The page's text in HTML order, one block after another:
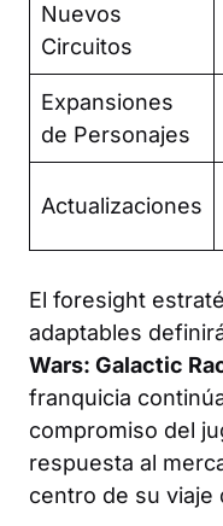
Nuevos
Circuitos
Expansiones
de Personajes
Actualizaciones
El foresight
adaptables
Wars: Galactic
franquicia
compromiso del
respuesta al
centro de su viaje